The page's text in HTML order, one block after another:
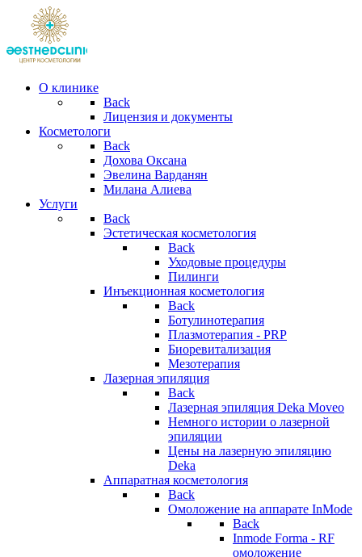
О клинике
Back
Лицензия и документы
Косметологи
Back
Дохова Оксана
Эвелина Варданян
Милана Алиева
Услуги
Back
Эстетическая косметология
Back
Уходовые процедуры
Пилинги
Инъекционная косметология
Back
Ботулинотерапия
Плазмотерапия - PRP
Биоревитализация
Мезотерапия
Лазерная эпиляция
Back
Лазерная эпиляция Deka Moveo
Немного истории о лазерной
эпиляции
Цены на лазерную эпиляцию
Deka
Аппаратная косметология
Back
Омоложение на аппарате InMode
Back
Inmode Forma - RF
омоложение